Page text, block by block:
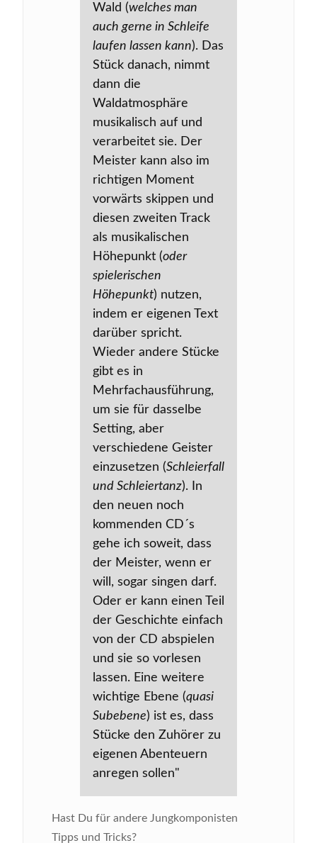
Wald (welches man
auch gerne in Schleife
laufen lassen kann). Das
Stück danach, nimmt
dann die
Waldatmosphäre
musikalisch auf und
verarbeitet sie. Der
Meister kann also im
richtigen Moment
vorwärts skippen und
diesen zweiten Track
als musikalischen
Höhepunkt (oder
spielerischen
Höhepunkt) nutzen,
indem er eigenen Text
darüber spricht.
Wieder andere Stücke
gibt es in
Mehrfachausführung,
um sie für dasselbe
Setting, aber
verschiedene Geister
einzusetzen (Schleierfall
und Schleiertanz). In
den neuen noch
kommenden CD´s
gehe ich soweit, dass
der Meister, wenn er
will, sogar singen darf.
Oder er kann einen Teil
der Geschichte einfach
von der CD abspielen
und sie so vorlesen
lassen. Eine weitere
wichtige Ebene (quasi
Subebene) ist es, dass
Stücke den Zuhörer zu
eigenen Abenteuern
anregen sollen"
Hast Du für andere Jungkomponisten
Tipps und Tricks?